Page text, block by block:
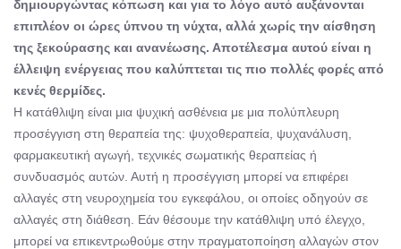
δημιουργώντας κόπωση και για το λόγο αυτό αυξάνονται
επιπλέον οι ώρες ύπνου τη νύχτα, αλλά χωρίς την αίσθηση
της ξεκούρασης και ανανέωσης. Αποτέλεσμα αυτού είναι η
έλλειψη ενέργειας που καλύπτεται τις πιο πολλές φορές από
κενές θερμίδες.
Η κατάθλιψη είναι μια ψυχική ασθένεια με μια πολύπλευρη
προσέγγιση στη θεραπεία της: ψυχοθεραπεία, ψυχανάλυση,
φαρμακευτική αγωγή, τεχνικές σωματικής θεραπείας ή
συνδυασμός αυτών. Αυτή η προσέγγιση μπορεί να επιφέρει
αλλαγές στη νευροχημεία του εγκεφάλου, οι οποίες οδηγούν σε
αλλαγές στη διάθεση. Εάν θέσουμε την κατάθλιψη υπό έλεγχο,
μπορεί να επικεντρωθούμε στην πραγματοποίηση αλλαγών στον